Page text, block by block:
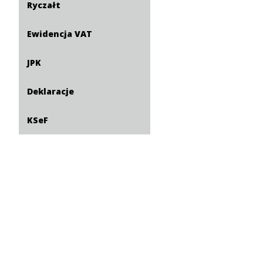
Ryczałt
Ewidencja VAT
JPK
Deklaracje
KSeF